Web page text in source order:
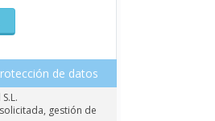
de datos
gestión de